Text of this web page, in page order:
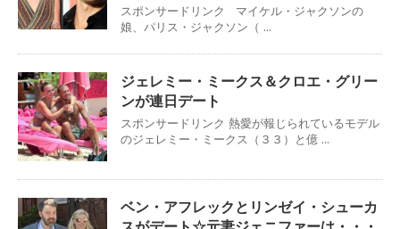
スポンサードリンク マイケル・ジャクソンの
娘、パリス・ジャクソン（ ...
ジェレミー・ミークス＆クロエ・グリー
ンが連日デート
スポンサードリンク 熱愛が報じられているモデル
のジェレミー・ミークス（３３）と億 ...
ベン・アフレックとリンゼイ・シューカ